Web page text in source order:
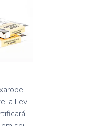
a Lev